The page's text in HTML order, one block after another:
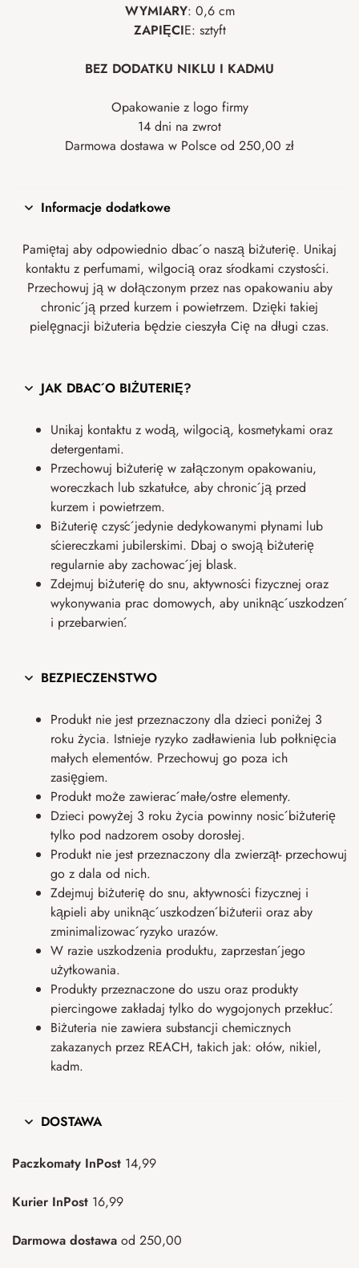
WYMIARY: 0,6 cm
ZAPIĘCIE: sztyft
BEZ DODATKU NIKLU I KADMU
Opakowanie z logo firmy
14 dni na zwrot
Darmowa dostawa w Polsce od 250,00 zł
Informacje dodatkowe
Pamiętaj aby odpowiednio dbać o naszą biżuterię. Unikaj
kontaktu z perfumami, wilgocią oraz środkami czystości.
Przechowuj ją w dołączonym przez nas opakowaniu aby
chronić ją przed kurzem i powietrzem. Dzięki takiej
pielęgnacji biżuteria będzie cieszyła Cię na długi czas.
JAK DBAĆ O BIŻUTERIĘ?
Unikaj kontaktu z wodą, wilgocią, kosmetykami oraz
detergentami.
Przechowuj biżuterię w załączonym opakowaniu,
woreczkach lub szkatułce, aby chronić ją przed
kurzem i powietrzem.
Biżuterię czyść jedynie dedykowanymi płynami lub
ściereczkami jubilerskimi. Dbaj o swoją biżuterię
regularnie aby zachować jej blask.
Zdejmuj biżuterię do snu, aktywności fizycznej oraz
wykonywania prac domowych, aby uniknąć uszkodzeń
i przebarwień.
BEZPIECZEŃSTWO
Produkt nie jest przeznaczony dla dzieci poniżej 3
roku życia. Istnieje ryzyko zadławienia lub połknięcia
małych elementów. Przechowuj go poza ich
zasięgiem.
Produkt może zawierać małe/ostre elementy.
Dzieci powyżej 3 roku życia powinny nosić biżuterię
tylko pod nadzorem osoby dorosłej.
Produkt nie jest przeznaczony dla zwierząt- przechowuj
go z dala od nich.
Zdejmuj biżuterię do snu, aktywności fizycznej i
kąpieli aby uniknąć uszkodzeń biżuterii oraz aby
zminimalizować ryzyko urazów.
W razie uszkodzenia produktu, zaprzestań jego
użytkowania.
Produkty przeznaczone do uszu oraz produkty
piercingowe zakładaj tylko do wygojonych przekłuć.
Biżuteria nie zawiera substancji chemicznych
zakazanych przez REACH, takich jak: ołów, nikiel,
kadm.
DOSTAWA
Paczkomaty InPost 14,99
Kurier InPost 16,99
Darmowa dostawa od 250,00